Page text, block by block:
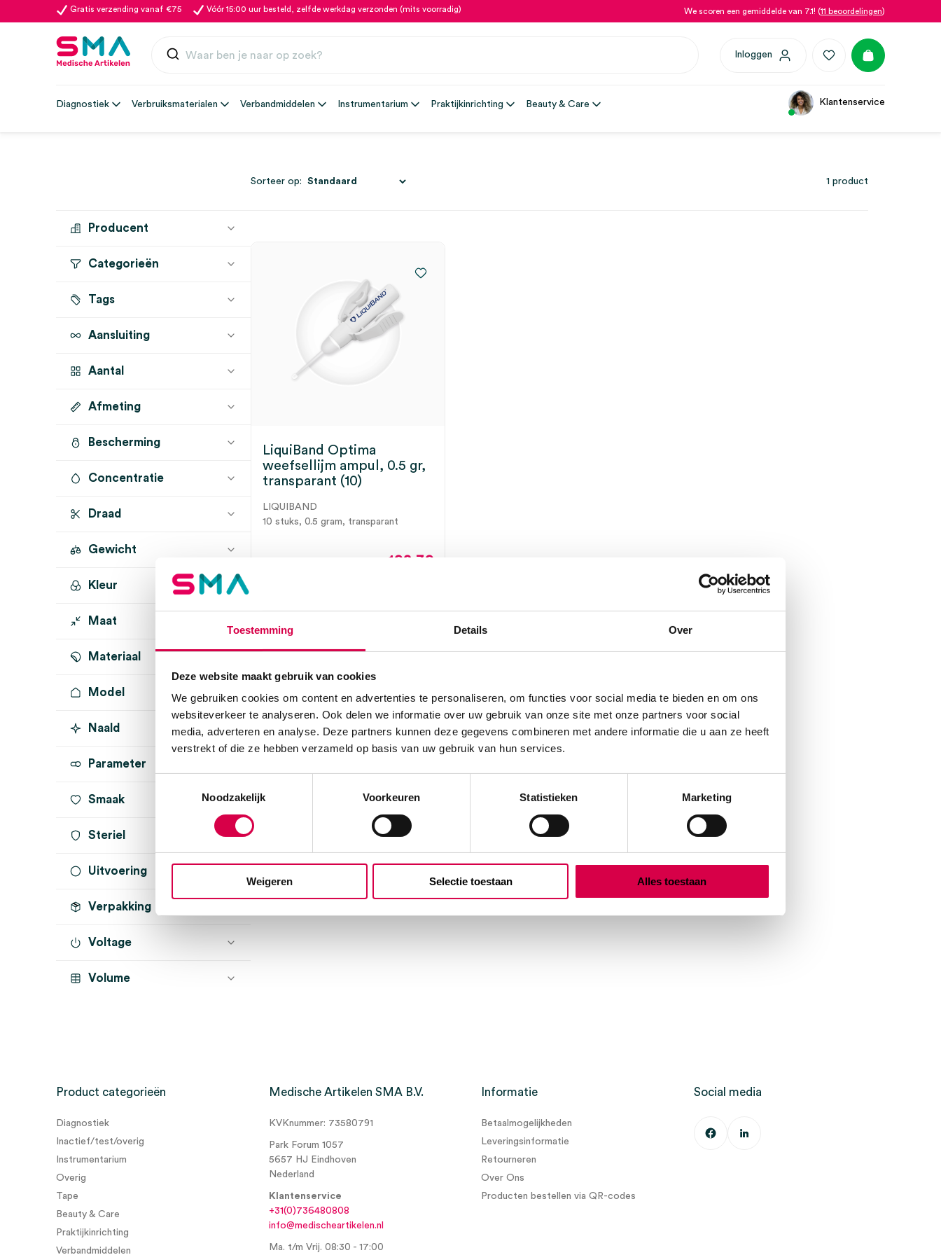
Toestemming Details Over
Deze website maakt gebruik van cookies
We gebruiken cookies om content en advertenties te personaliseren, om functies voor social media te bieden en om ons
websiteverkeer te analyseren. Ook delen we informatie over uw gebruik van onze site met onze partners voor social
media, adverteren en analyse. Deze partners kunnen deze gegevens combineren met andere informatie die u aan ze heeft
verstrekt of die ze hebben verzameld op basis van uw gebruik van hun services.
Noodzakelijk
Voorkeuren Statistieken Marketing
Weigeren Selectie toestaan Alles toestaan
Gratis verzending vanaf €75 Vóór 15:00 uur besteld, zelfde werkdag verzonden (mits voorradig) We scoren een gemiddelde van 7.1! (11 beoordelingen)
Inloggen
Diagnostiek Verbruiksmaterialen Verbandmiddelen Instrumentarium Praktijkinrichting Beauty & Care Klantenservice
Producent
LIQUIBAND (1)
Categorieën
Hechtlijm
Tags
Aansluiting
Aantal
10 stuks (1)
Afmeting
Bescherming
Concentratie
Draad
Gewicht
0.5 gram (1)
Kleur
transparant
Maat
Materiaal
Model
Naald
Parameter
Smaak
Steriel
onsteriel (1)
Uitvoering
flow control (1)
Verpakking
Voltage
Volume
1 product
Sorteer op:
LiquiBand Optima
weefsellijm ampul, 0.5 gr,
transparant (10)
LIQUIBAND
10 stuks, 0.5 gram, transparant
192.39
Product categorieën
Diagnostiek
Inactief/test/overig
Instrumentarium
Overig
Tape
Beauty & Care
Praktijkinrichting
Verbandmiddelen
Medische Artikelen SMA B.V.
KVKnummer: 73580791
Park Forum 1057
5657 HJ Eindhoven
Nederland
Klantenservice
+31(0)736480808
info@medischeartikelen.nl
Ma. t/m Vrij. 08:30 - 17:00
Informatie
Betaalmogelijkheden
Leveringsinformatie
Retourneren
Over Ons
Producten bestellen via QR-codes
Social media